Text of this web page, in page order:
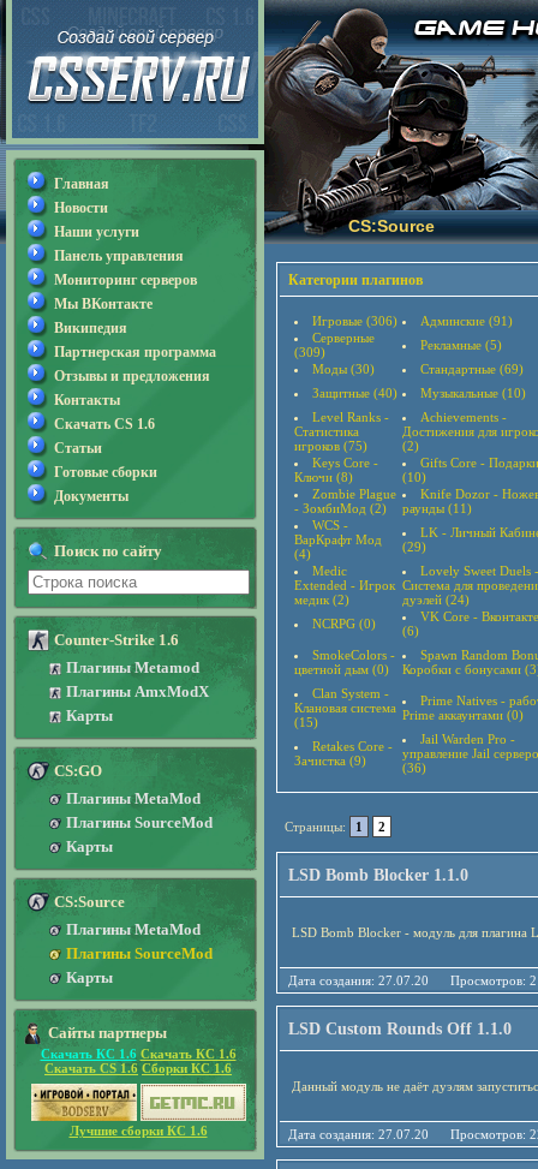
CS:Source
Категории плагинов
Игровые (306)
Админские (91)
Серверные
(309)
Рекламные (5)
Моды (30)
Стандартные (69)
Защитные (40)
Музыкальные (10)
Level Ranks -
Статистика
игроков (75)
Achievements -
Достижения для
(2)
Keys Core -
Ключи (8)
Gifts Core - Подарки
(10)
Zombie Plague
- ЗомбиМод (2)
Knife Dozor -
раунды (11)
WCS -
ВарКрафт Мод
(4)
LK - Личный
(29)
Medic
Extended - Игрок
медик (2)
Lovely Sweet Duels -
Система для
дуэлей (24)
NCRPG (0)
VK Core - Вконтакте
(6)
SmokeColors -
цветной дым (0)
Spawn Random
Коробки с бонусами
Clan System -
Клановая система
(15)
Prime Natives -
Prime аккаунтами (0)
Retakes Core -
Зачистка (9)
Jail Warden Pro -
управление Jail
(36)
Страницы: 1 2
LSD Bomb Blocker 1.1.0
LSD Bomb Blocker - модуль для плагина
Дата создания: 27.07.20
LSD Custom Rounds Off 1.1.0
Данный модуль не даёт дуэлям
Дата создания: 27.07.20
Главная
Новости
Наши услуги
Панель управления
Мониторинг серверов
Мы ВКонтакте
Википедия
Партнерская программа
Отзывы и предложения
Контакты
Скачать CS 1.6
Статьи
Готовые сборки
Документы
Поиск по сайту
Counter-Strike 1.6
Плагины Metamod
Плагины AmxModX
Карты
CS:GO
Плагины MetaMod
Плагины SourceMod
Карты
CS:Source
Плагины MetaMod
Плагины SourceMod
Карты
Сайты партнеры
Скачать КС 1.6 Скачать КС 1.6
Скачать CS 1.6 Сборки КС 1.6
Лучшие сборки КС 1.6